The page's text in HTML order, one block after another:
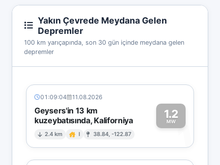
Yakın Çevrede Meydana Gelen
Depremler
100 km yarıçapında, son 30 gün içinde meydana gelen
depremler
01:09:04 11.08.2026
Geysers'in 13 km
kuzeybatısında, Kaliforniya
2.4 km I 38.84, -122.87
1.2
MW1